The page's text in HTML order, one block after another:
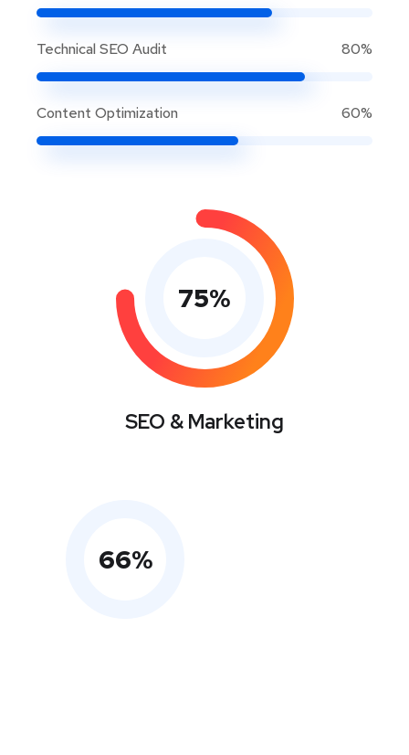
Technical SEO Audit 80%
Content Optimization 60%
75%
SEO & Marketing
66%